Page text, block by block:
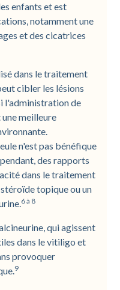
enfants et est
notamment une
et des cicatrices
dans le traitement
cibler les lésions
l'administration de
meilleure
n'est pas bénéfique
des rapports
dans le traitement
topique ou un
6 à 8
qui agissent
dans le vitiligo et
provoquer
9